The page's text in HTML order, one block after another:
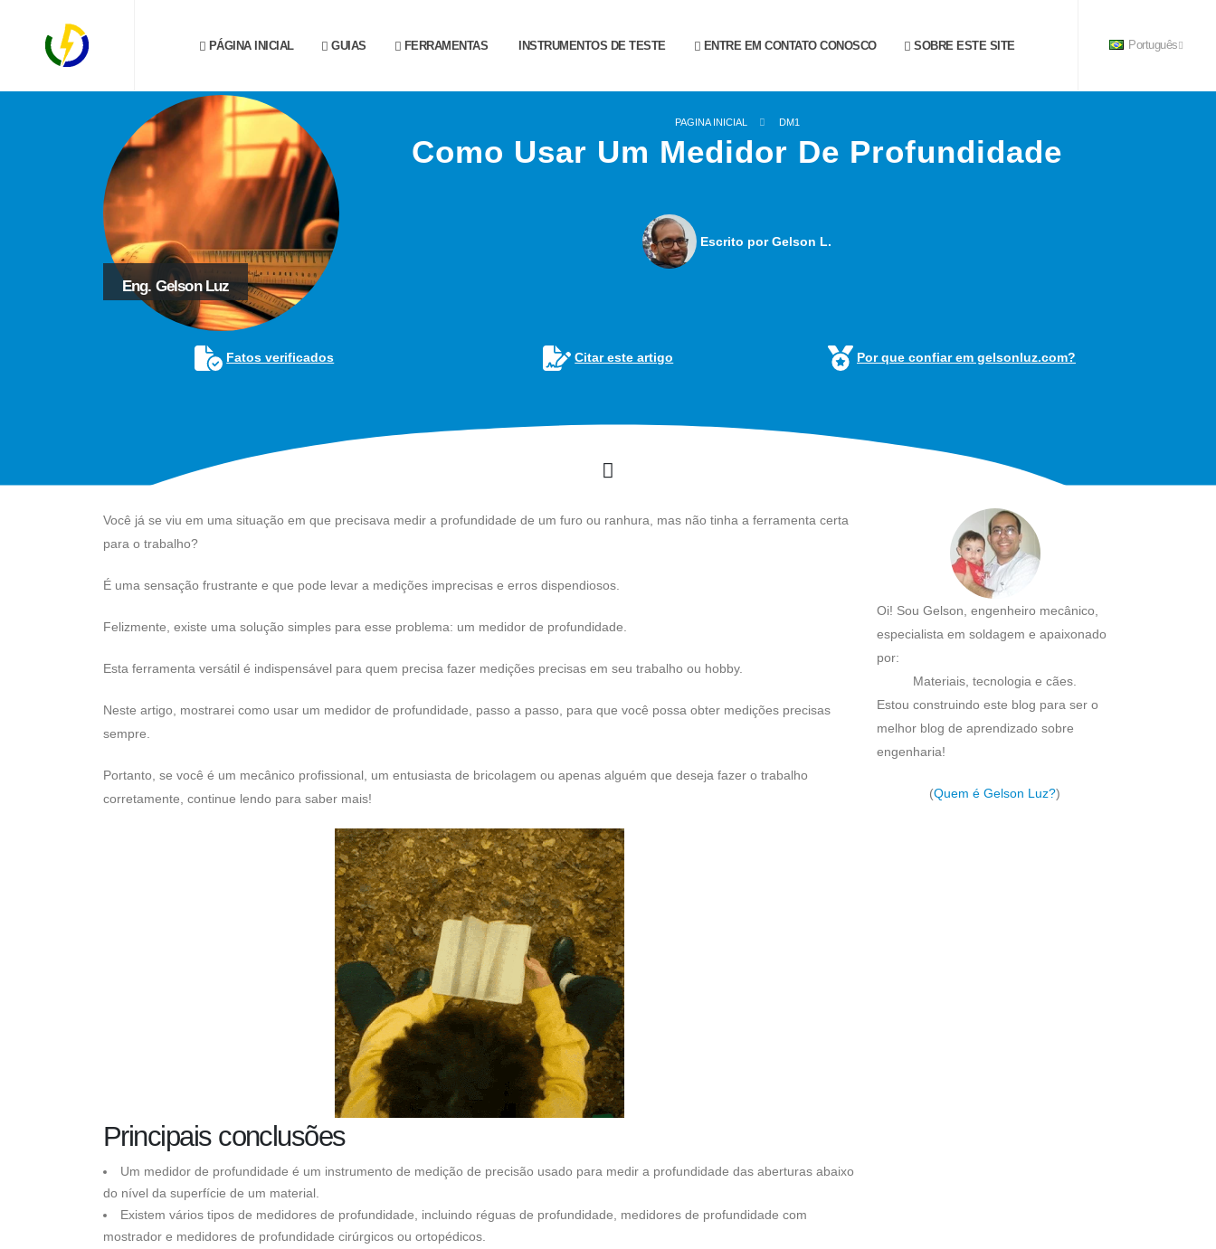
PÁGINA INICIAL GUIAS FERRAMENTAS INSTRUMENTOS DE TESTE ENTRE EM CONTATO CONOSCO SOBRE ESTE SITE Português
Eng. Gelson Luz
PAGINA INICIAL DM1
Como Usar Um Medidor De Profundidade
Escrito por Gelson L.
Fatos verificados Citar este artigo Por que confiar em gelsonluz.com?
Você já se viu em uma situação em que precisava medir a profundidade de um furo ou ranhura, mas não tinha a ferramenta certa
para o trabalho?
É uma sensação frustrante e que pode levar a medições imprecisas e erros dispendiosos.
Felizmente, existe uma solução simples para esse problema: um medidor de profundidade.
Esta ferramenta versátil é indispensável para quem precisa fazer medições precisas em seu trabalho ou hobby.
Neste artigo, mostrarei como usar um medidor de profundidade, passo a passo, para que você possa obter medições precisas
sempre.
Portanto, se você é um mecânico profissional, um entusiasta de bricolagem ou apenas alguém que deseja fazer o trabalho
corretamente, continue lendo para saber mais!
Principais conclusões
Um medidor de profundidade é um instrumento de medição de precisão usado para medir a profundidade das aberturas abaixo
do nível da superfície de um material.
Existem vários tipos de medidores de profundidade, incluindo réguas de profundidade, medidores de profundidade com
mostrador e medidores de profundidade cirúrgicos ou ortopédicos.
Oi! Sou Gelson, engenheiro mecânico,
especialista em soldagem e apaixonado
por:
Materiais, tecnologia e cães.
Estou construindo este blog para ser o
melhor blog de aprendizado sobre
engenharia!
(Quem é Gelson Luz?)